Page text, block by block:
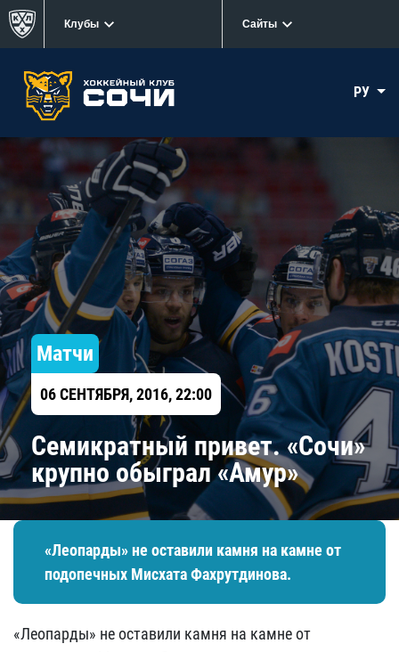
Клубы Сайты
РУ
Матчи
06 СЕНТЯБРЯ, 2016, 22:00
Семикратный привет. «Сочи»
крупно обыграл «Амур»​
«Леопарды» не оставили камня на камне от
подопечных Мисхата Фахрутдинова.
«Леопарды» не оставили камня на камне от